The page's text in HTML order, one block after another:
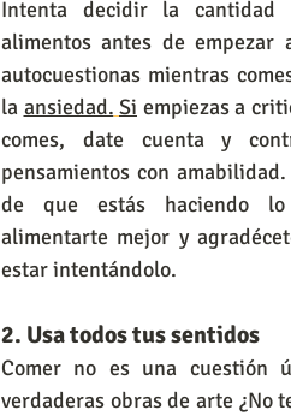
Intenta decidir la
alimentos antes de empezar
autocuestionas mientras
la ansiedad. Si empiezas a
comes, date cuenta y
pensamientos con
de que estás haciendo
alimentarte mejor y
estar intentándolo.
2. Usa todos tus sentidos
Comer no es una cuestión
verdaderas obras de arte ¿No